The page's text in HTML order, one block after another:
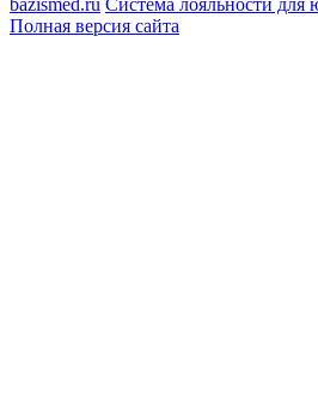
Полная версия сайта